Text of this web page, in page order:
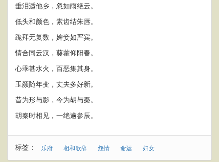
垂泪适他乡，忽如雨绝云。
低头和颜色，素齿结朱唇。
跪拜无复数，婢妾如严宾。
情合同云汉，葵藿仰阳春。
心乖甚水火，百恶集其身。
玉颜随年变，丈夫多好新。
昔为形与影，今为胡与秦。
胡秦时相见，一绝逾参辰。
标签： 乐府 相和歌辞 怨情 命运 妇女